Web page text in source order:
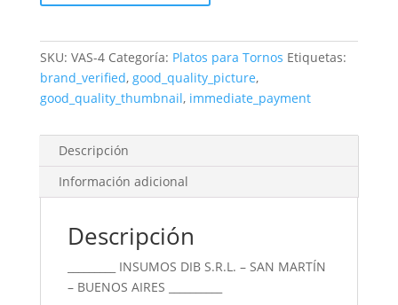
Torno
6
Mordazas
Autocentrante
Ø
112
cantidad
SKU: VAS-4 Categoría: Platos para Tornos Etiquetas:
brand_verified, good_quality_picture,
good_quality_thumbnail, immediate_payment
Descripción
Información adicional
Descripción
_________ INSUMOS DIB S.R.L. – SAN MARTÍN
– BUENOS AIRES __________